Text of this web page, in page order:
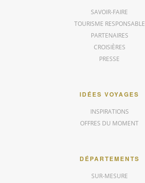
SAVOIR-FAIRE
TOURISME RESPONSABLE
PARTENAIRES
CROISIÈRES
PRESSE
IDÉES VOYAGES
INSPIRATIONS
OFFRES DU MOMENT
DÉPARTEMENTS
SUR-MESURE